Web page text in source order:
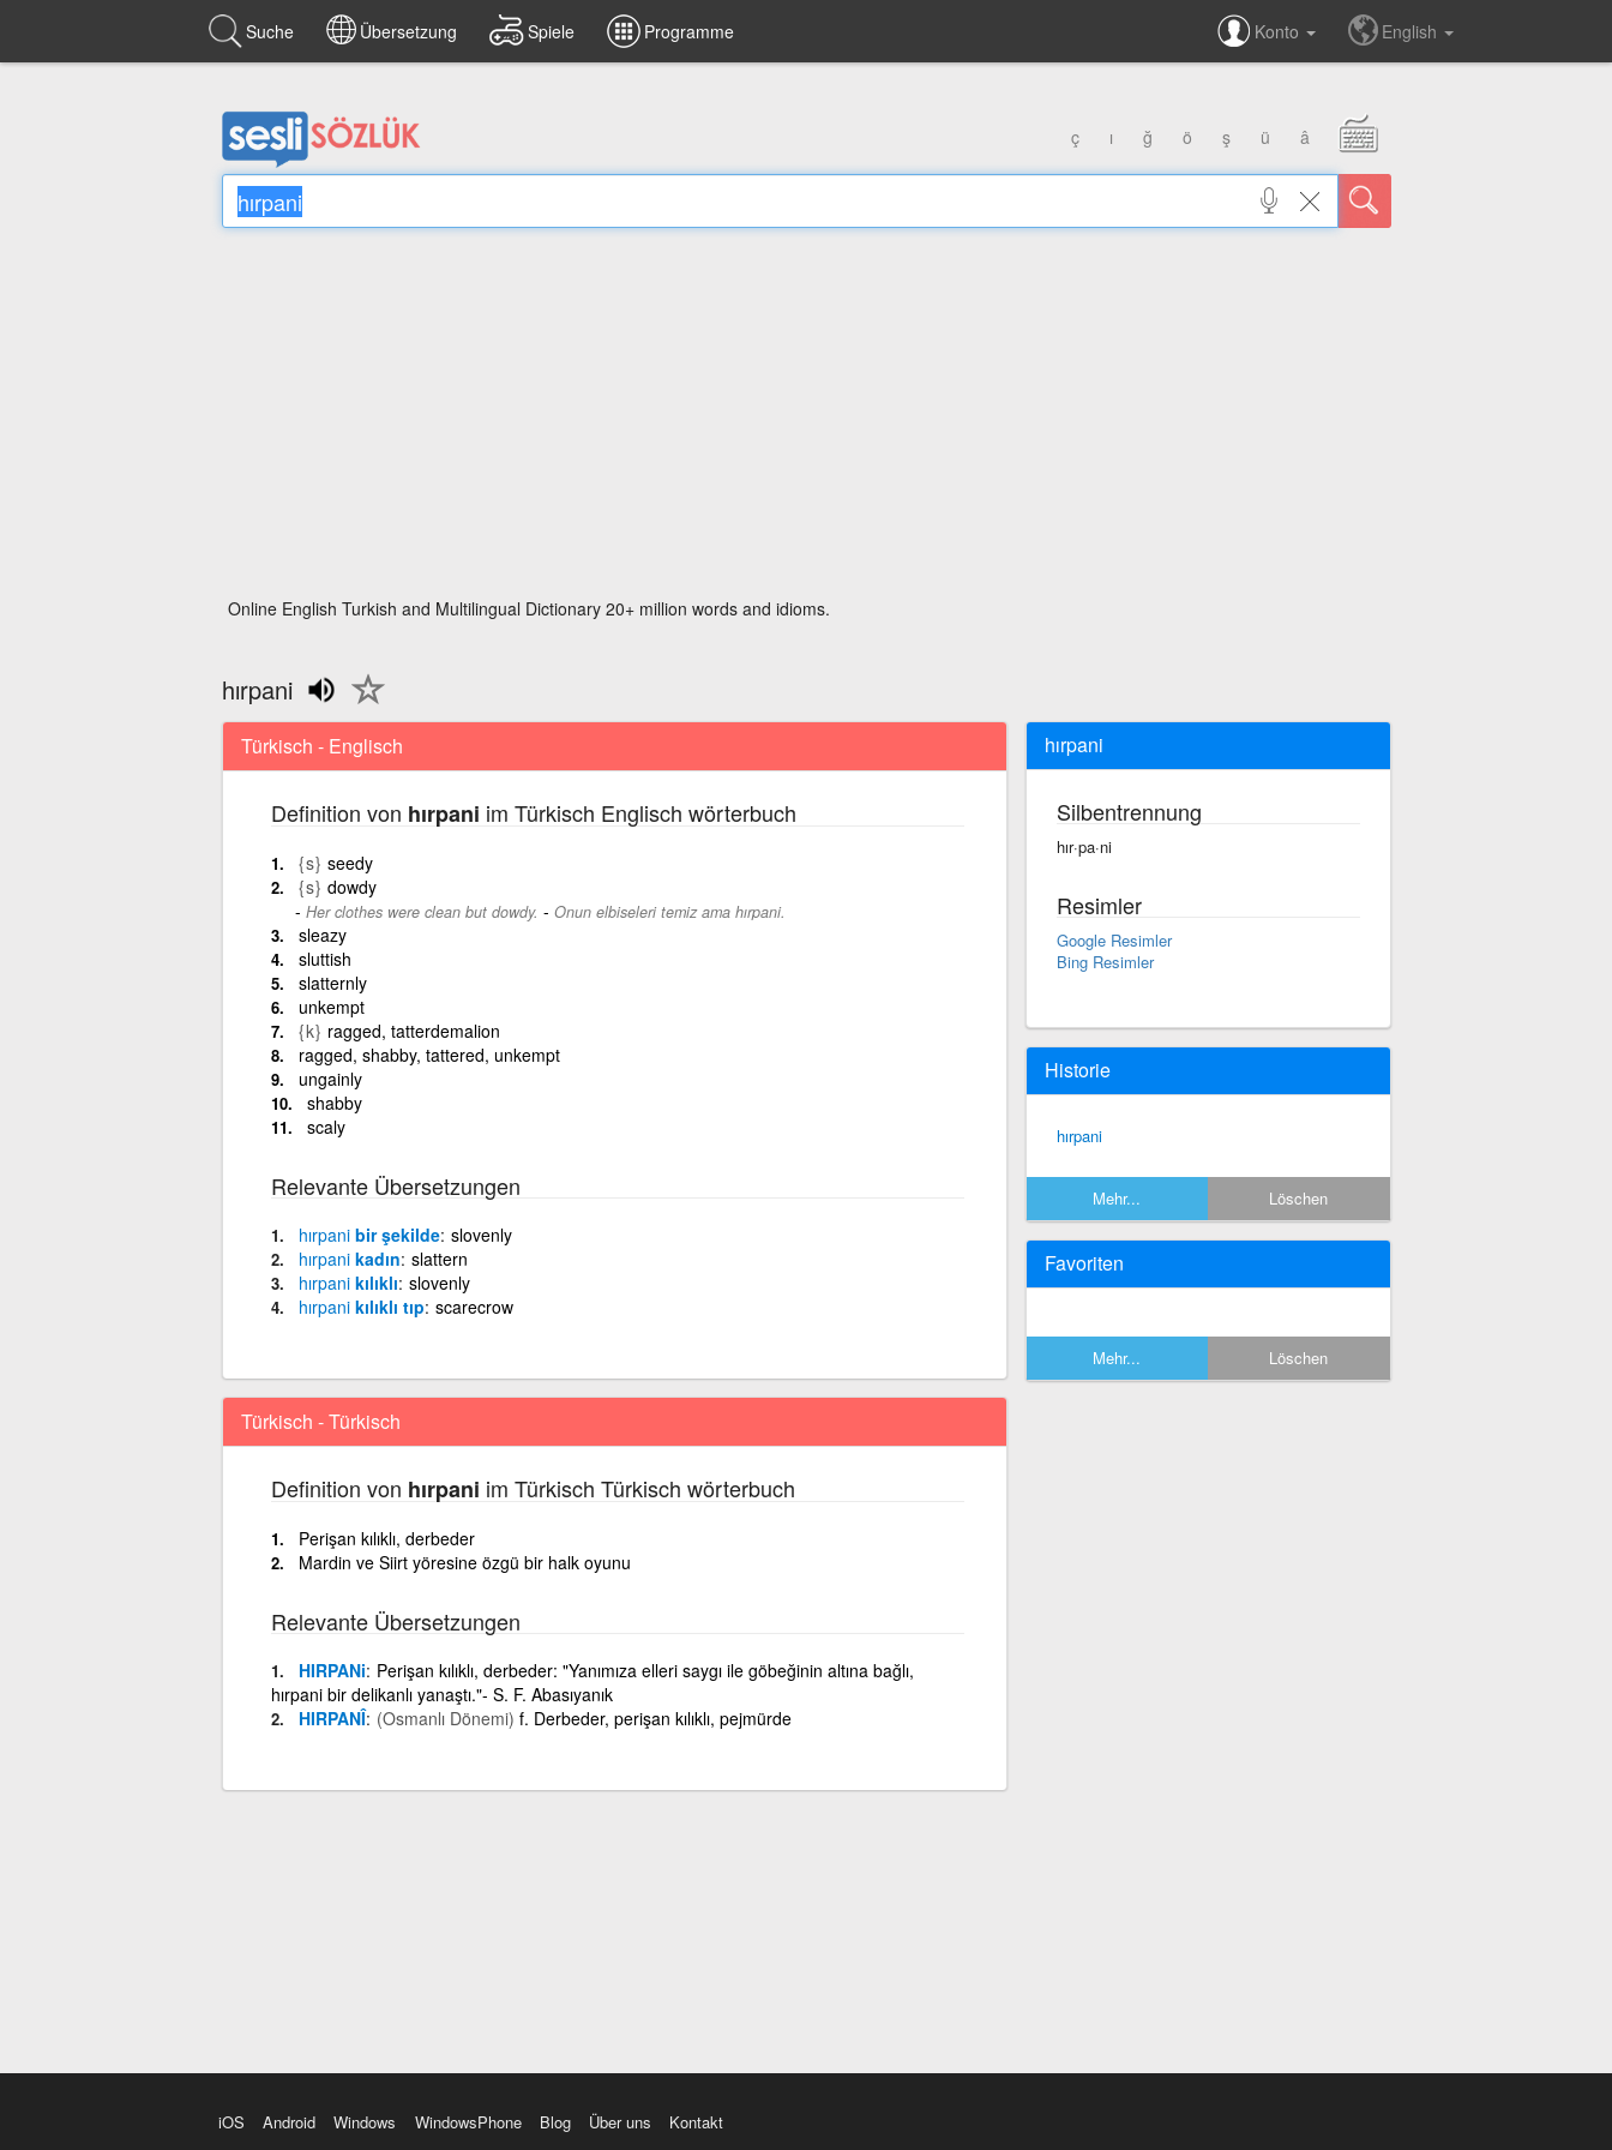
Suche Übersetzung Spiele Programme Konto English
ç ı ğ ö ş ü â
Online English Turkish and Multilingual Dictionary 20+ million words and idioms.
hırpani
Türkisch - Englisch
Definition von hırpani im Türkisch Englisch wörterbuch
{s} seedy
{s} dowdy
Her clothes were clean but dowdy. - Onun elbiseleri temiz ama hırpani.
sleazy
sluttish
slatternly
unkempt
{k} ragged, tatterdemalion
ragged, shabby, tattered, unkempt
ungainly
shabby
scaly
Relevante Übersetzungen
hırpanibir şekilde slovenly
hırpanikadın slattern
hırpanikılıklı slovenly
hırpanikılıklı tıp scarecrow
Türkisch - Türkisch
Definition von hırpani im Türkisch Türkisch wörterbuch
Perişan kılıklı, derbeder
Mardin ve Siirt yöresine özgü bir halk oyunu
Relevante Übersetzungen
HIRPANi Perişan kılıklı, derbeder: "Yanımıza elleri saygı ile göbeğinin altına bağlı,
hırpani bir delikanlı yanaştı."- S. F. Abasıyanık
HIRPANÎ (Osmanlı Dönemi) f. Derbeder, perişan kılıklı, pejmürde
hırpani
Silbentrennung
hır·pa·ni
Resimler
Google Resimler
Bing Resimler
Historie
hırpani
Mehr... Löschen
Favoriten
Mehr... Löschen
iOS Android Windows WindowsPhone Blog Über uns Kontakt